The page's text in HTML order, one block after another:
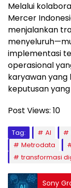
Melalui
Mercer
menjalankan
implementasi
operasional
karyawan yang
keputusan
Post Views: 10
Tag: AI
Metrodata
transformasi
Sony